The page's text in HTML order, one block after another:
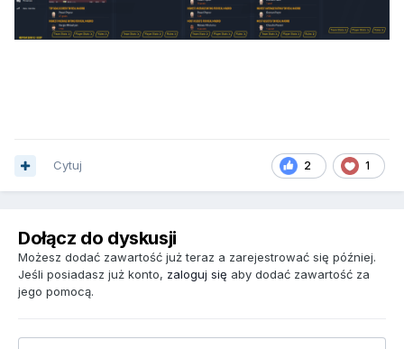
2 1
Cytuj
Dołącz do dyskusji
Możesz dodać zawartość już teraz a zarejestrować się później.
Jeśli posiadasz już konto, zaloguj się aby dodać zawartość za
jego pomocą.